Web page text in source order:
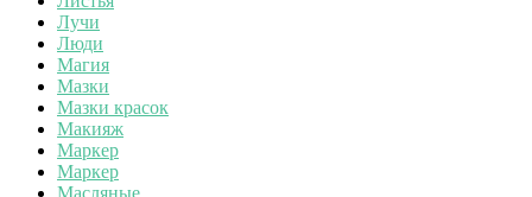
Лучи
Люди
Магия
Мазки
Мазки красок
Макияж
Маркер
Маркер
Масляные